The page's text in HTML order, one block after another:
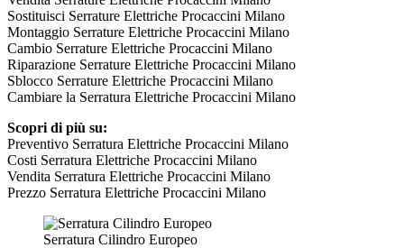
Sostituisci Serrature Elettriche Procaccini Milano
Montaggio Serrature Elettriche Procaccini Milano
Cambio Serrature Elettriche Procaccini Milano
Riparazione Serrature Elettriche Procaccini Milano
Sblocco Serrature Elettriche Procaccini Milano
Cambiare la Serratura Elettriche Procaccini Milano
Scopri di più su:
Preventivo Serratura Elettriche Procaccini Milano
Costi Serratura Elettriche Procaccini Milano
Vendita Serratura Elettriche Procaccini Milano
Prezzo Serratura Elettriche Procaccini Milano
Serratura Cilindro Europeo